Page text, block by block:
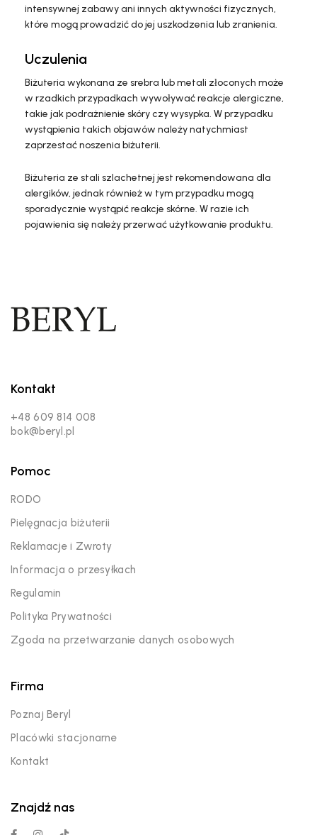
intensywnej zabawy ani innych aktywności fizycznych,
które mogą prowadzić do jej uszkodzenia lub zranienia.
Uczulenia
Biżuteria wykonana ze srebra lub metali złoconych może
w rzadkich przypadkach wywoływać reakcje alergiczne,
takie jak podrażnienie skóry czy wysypka. W przypadku
wystąpienia takich objawów należy natychmiast
zaprzestać noszenia biżuterii.
Biżuteria ze stali szlachetnej jest rekomendowana dla
alergików, jednak również w tym przypadku mogą
sporadycznie wystąpić reakcje skórne. W razie ich
pojawienia się należy przerwać użytkowanie produktu.
Kontakt
+48 609 814 008
bok@beryl.pl
Pomoc
RODO
Pielęgnacja biżuterii
Reklamacje i Zwroty
Informacja o przesyłkach
Regulamin
Polityka Prywatności
Zgoda na przetwarzanie danych osobowych
Firma
Poznaj Beryl
Placówki stacjonarne
Kontakt
Znajdź nas